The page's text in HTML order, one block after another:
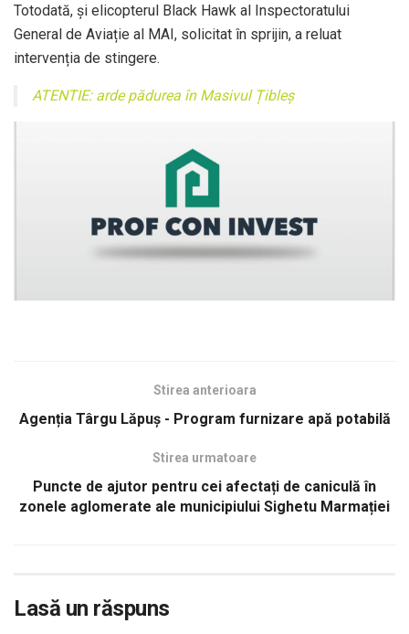
Totodată, și elicopterul Black Hawk al Inspectoratului
General de Aviație al MAI, solicitat în sprijin, a reluat
intervenția de stingere.
ATENTIE: arde pădurea în Masivul Țibleș
Stirea anterioara
Agenția Târgu Lăpuș - Program furnizare apă potabilă
Stirea urmatoare
Puncte de ajutor pentru cei afectați de caniculă în
zonele aglomerate ale municipiului Sighetu Marmației
Lasă un răspuns